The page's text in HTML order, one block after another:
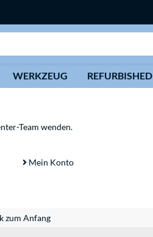
WERKZEUG REFURBISHED
Team wenden.
Mein Konto
zum Anfang